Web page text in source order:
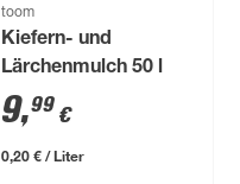
toom
Kiefern- und
Lärchenmulch 50 l
9,99 €
0,20 € / Liter